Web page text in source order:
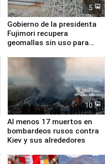
5
Gobierno de la presidenta
Fujimori recupera
geomallas sin uso para
Fenómeno El Niño
10
Al menos 17 muertos en
bombardeos rusos contra
Kiev y sus alrededores